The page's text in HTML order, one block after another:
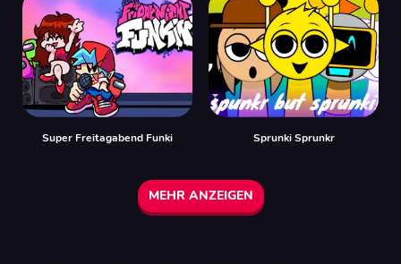
Super Freitagabend Funki Sprunki Sprunkr
MEHR ANZEIGEN